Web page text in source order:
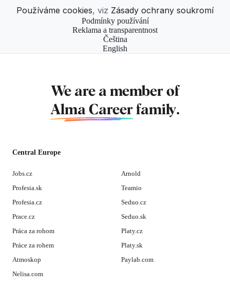
Používáme cookies, viz Zásady ochrany soukromí
Podmínky používání
Reklama a transparentnost
Čeština
English
We are a member of
Alma Career family.
Central Europe
Jobs.cz
Profesia.sk
Profesia.cz
Prace.cz
Práca za rohom
Práce za rohem
Atmoskop
Nelisa.com
Arnold
Teamio
Seduo.cz
Seduo.sk
Platy.cz
Platy.sk
Paylab.com